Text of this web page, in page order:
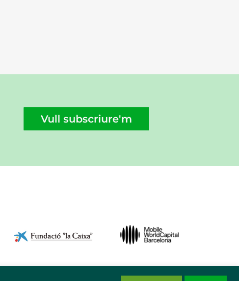
Vull subscriure'm